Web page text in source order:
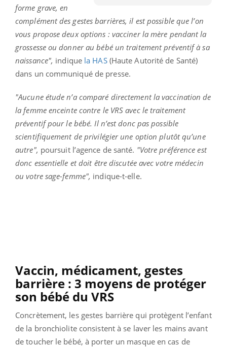
forme grave, en
complément des gestes barrières, il est possible que l’on
vous propose deux options : vacciner la mère pendant la
grossesse ou donner au bébé un traitement préventif à sa
naissance", indique la HAS(Haute Autorité de Santé)
dans un communiqué de presse.
"Aucune étude n’a comparé directement la vaccination de
la femme enceinte contre le VRS avec le traitement
préventif pour le bébé. Il n’est donc pas possible
scientifiquement de privilégier une option plutôt qu’une
autre", poursuit l’agence de santé. "Votre préférence est
donc essentielle et doit être discutée avec votre médecin
ou votre sage-femme", indique-t-elle.
Vaccin, médicament, gestes
barrière : 3 moyens de protéger
son bébé du VRS
Concrètement, les gestes barrière qui protègent l’enfant
de la bronchiolite consistent à se laver les mains avant
de toucher le bébé, à porter un masque en cas de